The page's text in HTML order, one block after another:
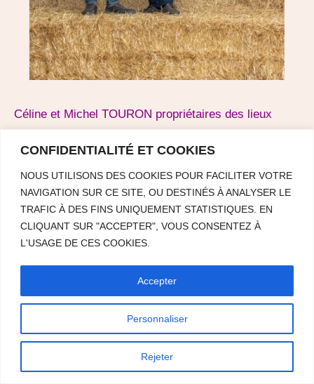
CONFIDENTIALITÉ ET COOKIES
NOUS UTILISONS DES COOKIES POUR FACILITER VOTRE
NAVIGATION SUR CE SITE, OU DESTINÉS À ANALYSER LE
TRAFIC À DES FINS UNIQUEMENT STATISTIQUES. EN
CLIQUANT SUR "ACCEPTER", VOUS CONSENTEZ À
L'USAGE DE CES COOKIES.
Personnaliser
Rejeter
Accepter
Céline et Michel TOURON propriétaires des lieux